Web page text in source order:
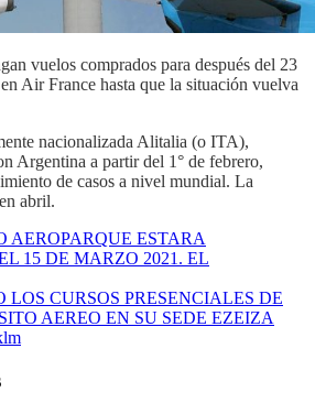
vuelos comprados para después del 23
Air France hasta que la situación vuelva
nacionalizada Alitalia (o ITA),
Argentina a partir del 1° de febrero,
de casos a nivel mundial. La
abril.
AEROPARQUE ESTARA
15 DE MARZO 2021. EL
CURSOS PRESENCIALES DE
AEREO EN SU SEDE EZEIZA